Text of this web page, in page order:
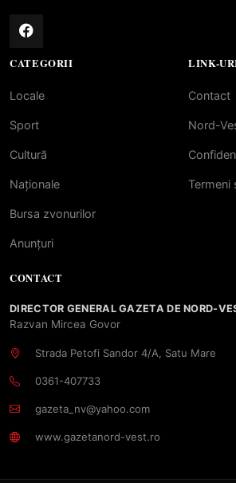
CATEGORII
Locale
Sport
Cultură
Naționale
Bursa zvonurilor
Anunțuri
LINK-
Contact
Nord-
Termeni
CONTACT
DIRECTOR GENERAL GAZETA DE NORD-
Razvan Mircea Govor
Strada Petofi Sandor 4/A, Satu Mare
0361-407733
gazeta_nv@yahoo.com
www.gazetanord-vest.ro